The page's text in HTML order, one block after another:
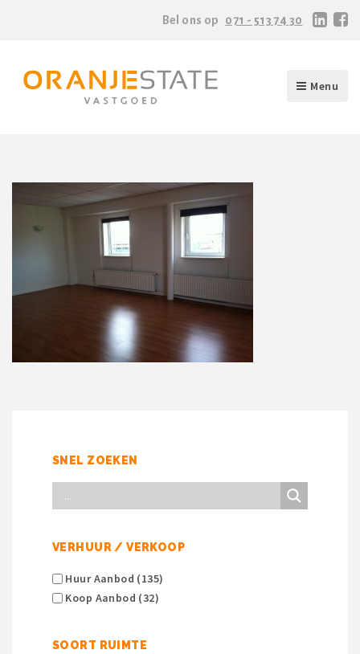
Bel ons op 071 - 513 74 30
Menu
SNEL ZOEKEN
VERHUUR / VERKOOP
Huur Aanbod (135)
Koop Aanbod (32)
SOORT RUIMTE